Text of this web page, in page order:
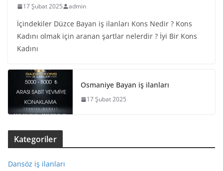
17 Şubat 2025 admin
İçindekiler Düzce Bayan iş ilanları Kons Nedir ? Kons
Kadını olmak için aranan şartlar nelerdir ? İyi Bir Kons
Kadını
Osmaniye Bayan iş ilanları
17 Şubat 2025
Kategoriler
Dansöz iş ilanları